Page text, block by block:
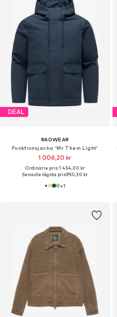
DEAL
RAGWEAR
Funktionsjacka 'Mr Them Light'
1 006,20 kr
Ordinarie pris: 1 454,00 kr
Senaste lägsta pris:950,30 kr
+1